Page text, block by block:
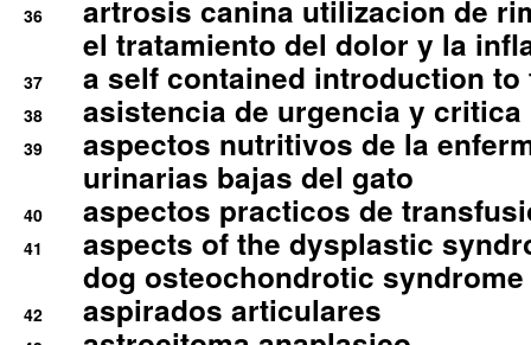
36
artrosis canina utilizacion de
el tratamiento del dolor y la
37 a self contained introduction
38 asistencia de urgencia y
39
aspectos nutritivos de la
urinarias bajas del gato
40 aspectos practicos de
41
aspects of the dysplastic
dog osteochondrotic syndrome
42 aspirados articulares